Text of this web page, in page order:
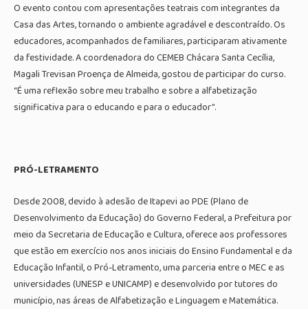
O evento contou com apresentações teatrais com integrantes da
Casa das Artes, tornando o ambiente agradável e descontraído. Os
educadores, acompanhados de familiares, participaram ativamente
da festividade. A coordenadora do CEMEB Chácara Santa Cecília,
Magali Trevisan Proença de Almeida, gostou de participar do curso.
“É uma reflexão sobre meu trabalho e sobre a alfabetização
significativa para o educando e para o educador”.
PRÓ-LETRAMENTO
Desde 2008, devido à adesão de Itapevi ao PDE (Plano de
Desenvolvimento da Educação) do Governo Federal, a Prefeitura por
meio da Secretaria de Educação e Cultura, oferece aos professores
que estão em exercício nos anos iniciais do Ensino Fundamental e da
Educação Infantil, o Pró-Letramento, uma parceria entre o MEC e as
universidades (UNESP e UNICAMP) e desenvolvido por tutores do
município, nas áreas de Alfabetização e Linguagem e Matemática.